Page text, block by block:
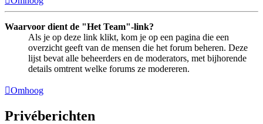
Waarvoor dient de "Het Team"-link?
Als je op deze link klikt, kom je op een pagina die een
overzicht geeft van de mensen die het forum beheren. Deze
lijst bevat alle beheerders en de moderators, met bijhorende
details omtrent welke forums ze modereren.
Omhoog
Privéberichten